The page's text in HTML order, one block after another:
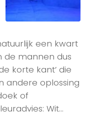
een kwart
de mannen dus
korte kant’ die
andere oplossing
of
Wit…